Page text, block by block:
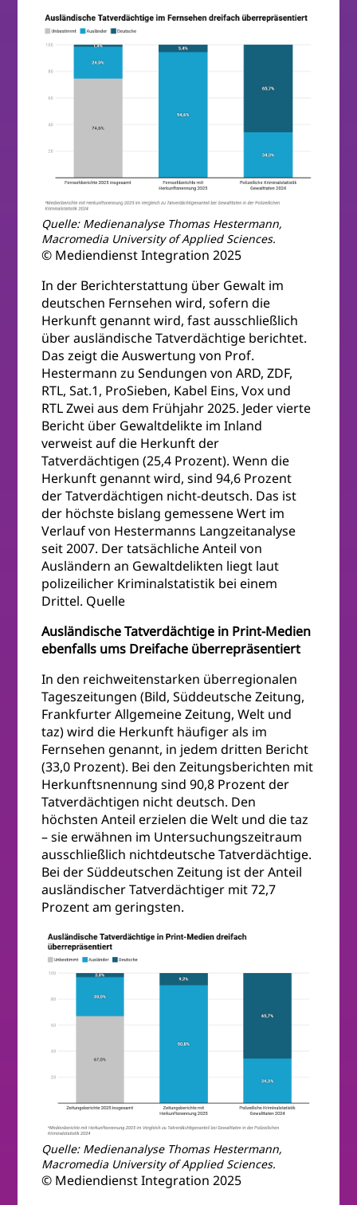
Quelle: Medienanalyse Thomas Hestermann,
Macromedia University of Applied Sciences.
© Mediendienst Integration 2025
In der Berichterstattung über Gewalt im
deutschen Fernsehen wird, sofern die
Herkunft genannt wird, fast ausschließlich
über ausländische Tatverdächtige berichtet.
Das zeigt die Auswertung von Prof.
Hestermann zu Sendungen von ARD, ZDF,
RTL, Sat.1, ProSieben, Kabel Eins, Vox und
RTL Zwei aus dem Frühjahr 2025. Jeder vierte
Bericht über Gewaltdelikte im Inland
verweist auf die Herkunft der
Tatverdächtigen (25,4 Prozent). Wenn die
Herkunft genannt wird, sind 94,6 Prozent
der Tatverdächtigen nicht-deutsch. Das ist
der höchste bislang gemessene Wert im
Verlauf von Hestermanns Langzeitanalyse
seit 2007. Der tatsächliche Anteil von
Ausländern an Gewaltdelikten liegt laut
polizeilicher Kriminalstatistik bei einem
Drittel. Quelle
Ausländische Tatverdächtige in Print-Medien
ebenfalls ums Dreifache überrepräsentiert
In den reichweitenstarken überregionalen
Tageszeitungen (Bild, Süddeutsche Zeitung,
Frankfurter Allgemeine Zeitung, Welt und
taz) wird die Herkunft häufiger als im
Fernsehen genannt, in jedem dritten Bericht
(33,0 Prozent). Bei den Zeitungsberichten mit
Herkunftsnennung sind 90,8 Prozent der
Tatverdächtigen nicht deutsch. Den
höchsten Anteil erzielen die Welt und die taz
– sie erwähnen im Untersuchungszeitraum
ausschließlich nichtdeutsche Tatverdächtige.
Bei der Süddeutschen Zeitung ist der Anteil
ausländischer Tatverdächtiger mit 72,7
Prozent am geringsten.
Quelle: Medienanalyse Thomas Hestermann,
Macromedia University of Applied Sciences.
© Mediendienst Integration 2025